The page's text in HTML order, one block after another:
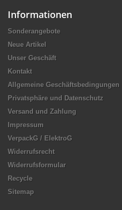
Informationen
Sonderangebote
Neue Artikel
Unser Geschäft
Kontakt
Allgemeine Geschäftsbedingungen
Privatsphäre und Datenschutz
Versand und Zahlung
Impressum
VerpackG / ElektroG
Widerrufsrecht
Widerrufsformular
Recycle
Sitemap